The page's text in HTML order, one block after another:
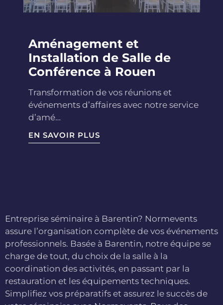
Aménagement et
Installation de Salle de
Conférence à Rouen
Transformation de vos réunions et
événements d’affaires avec notre service
d’amé…
EN SAVOIR PLUS
Entreprise séminaire à Barentin? Normevents
assure l’organisation complète de vos événements
professionnels. Basée à Barentin, notre équipe se
charge de tout, du choix de la salle à la
coordination des activités, en passant par la
restauration et les équipements techniques.
Simplifiez vos préparatifs et assurez le succès de